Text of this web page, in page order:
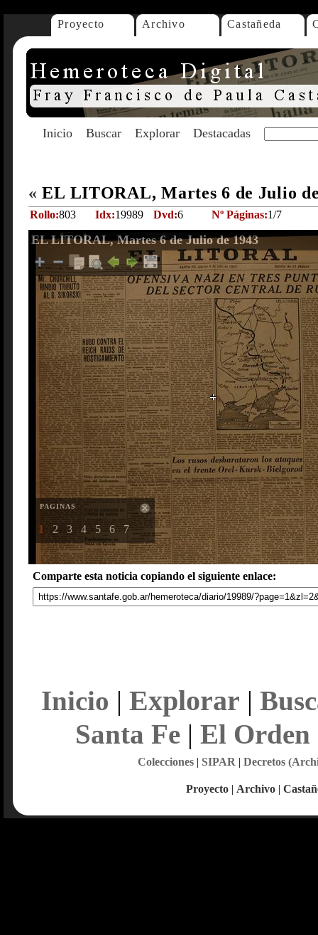
Proyecto Archivo Castañeda
Inicio Buscar Explorar Destacadas
« EL LITORAL, Martes 6 de Julio
Rollo:803 Idx:19989 Dvd:6 Nº Páginas:1/7
EL LITORAL, Martes 6 de Julio de 1943
PAGINAS
1 2 3 4 5 6 7
Comparte esta noticia copiando el siguiente enlace:
Inicio | Explorar |
Santa Fe| El Orden
Colecciones| SIPAR | Decretos
Proyecto | Archivo |